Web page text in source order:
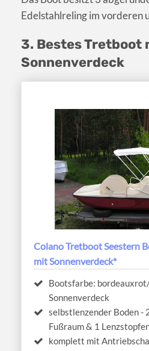
Edelstahlreling im vorderen
3. Bestes Tretboot
Sonnenverdeck
Colano Tretboot Seestern
mit Sonnenverdeck*
Bootsfarbe:
Sonnenverdeck
selbstlenzender Boden -
Fußraum & 1
komplett mit